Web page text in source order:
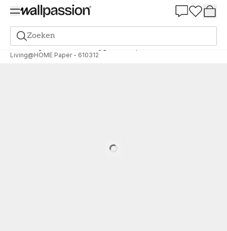
Zoeken
Behang Merk Fiona Living@HOME Paper
Living@HOME Paper - 610312